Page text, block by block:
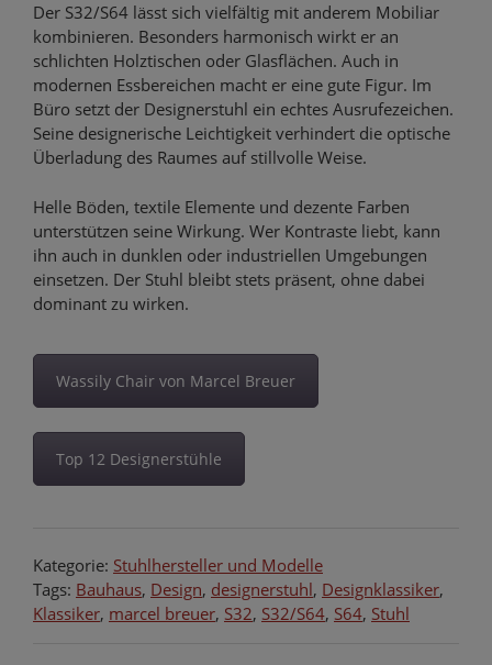
Der S32/S64 lässt sich vielfältig mit anderem Mobiliar
kombinieren. Besonders harmonisch wirkt er an
schlichten Holztischen oder Glasflächen. Auch in
modernen Essbereichen macht er eine gute Figur. Im
Büro setzt der Designerstuhl ein echtes Ausrufezeichen.
Seine designerische Leichtigkeit verhindert die optische
Überladung des Raumes auf stillvolle Weise.
Helle Böden, textile Elemente und dezente Farben
unterstützen seine Wirkung. Wer Kontraste liebt, kann
ihn auch in dunklen oder industriellen Umgebungen
einsetzen. Der Stuhl bleibt stets präsent, ohne dabei
dominant zu wirken.
Wassily Chair von Marcel Breuer
Top 12 Designerstühle
Kategorie: Stuhlhersteller und Modelle
Tags: Bauhaus, Design, designerstuhl, Designklassiker,
Klassiker, marcel breuer, S32, S32/S64, S64, Stuhl